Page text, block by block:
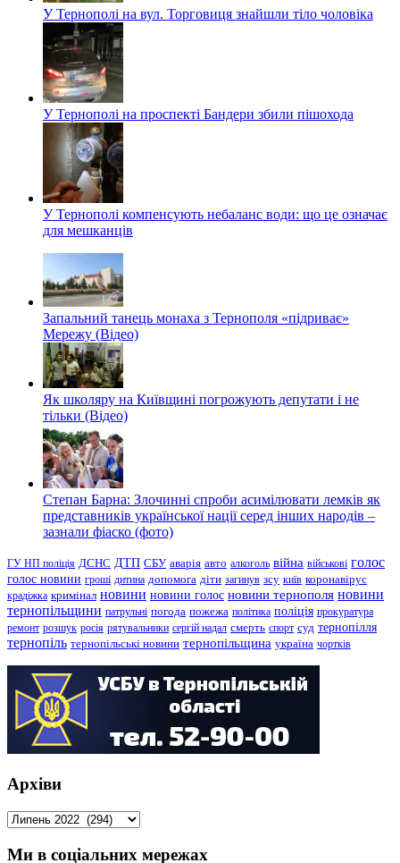
У Тернополі на вул. Торговиця знайшли тіло чоловіка
У Тернополі на проспекті Бандери збили пішохода
У Тернополі компенсують небаланс води: що це означає
для мешканців
Запальний танець монаха з Тернополя «підриває»
Мережу (Відео)
Як школяру на Київщині погрожують депутати і не
тільки (Відео)
Степан Барна: Злочинні спроби асимілювати лемків як
представників української нації серед інших народів –
зазнали фіаско (фото)
ГУ НП поліція ДСНС ДТП СБУ аварія авто алкоголь війна військові голос
голос новини гроші дитина допомога діти загинув зсу київ коронавірус
крадіжка кримінал новини новини голос новини тернополя новини
тернопільщини патрульні погода пожежа політика поліція прокуратура
ремонт розшук росія рятувальники сергій надал смерть спорт суд тернопілля
тернопіль тернопільські новини тернопільщина україна чортків
Архіви
Архіви
Ми в соціальних мережах